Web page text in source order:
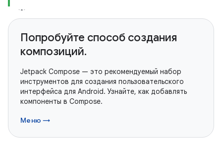
Попробуйте способ создания
композиций.
Jetpack Compose — это рекомендуемый набор
инструментов для создания пользовательского
интерфейса для Android. Узнайте, как добавлять
компоненты в Compose.
Меню →